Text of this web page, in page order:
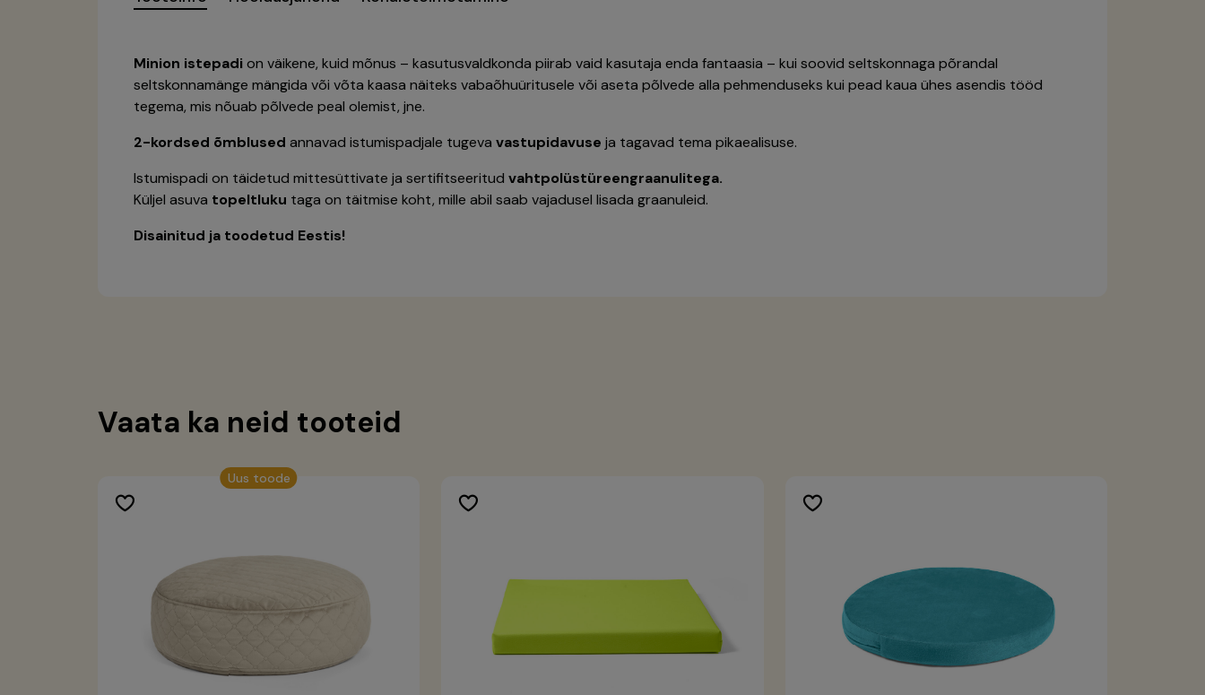
Minion istepadion väikene, kuid mõnus – kasutusvaldkonda piirab vaid kasutaja enda fantaasia – kui soovid seltskonnaga põrandal
seltskonnamänge mängida või võta kaasa näiteks vabaõhuüritusele või aseta põlvede alla pehmenduseks kui pead kaua ühes asendis tööd
tegema, mis nõuab põlvede peal olemist, jne.
2-kordsed õmblused annavad istumispadjale tugeva vastupidavuse ja tagavad tema pikaealisuse.
Istumispadi on täidetud mittesüttivate ja sertifitseeritud vahtpolüstüreengraanulitega.
Küljel asuva topeltluku taga on täitmise koht, mille abil saab vajadusel lisada graanuleid.
Disainitud ja toodetud Eestis!
Vaata ka neid tooteid
Uus toode